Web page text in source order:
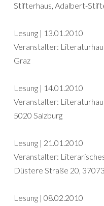
Stifterhaus, Adalbert-
Lesung | 13.01.2010
Veranstalter:
Graz
Lesung | 14.01.2010
Veranstalter:
5020 Salzburg
Lesung | 21.01.2010
Veranstalter:
Düstere Straße 20,
Lesung | 08.02.2010